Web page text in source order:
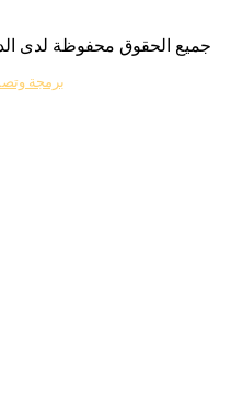
جميع الحقوق محفوظة لدى
برمجة